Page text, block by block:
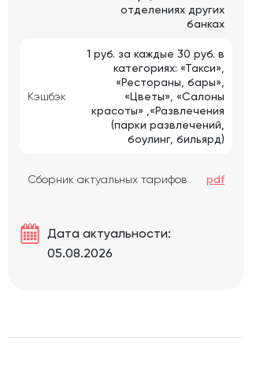
отделениях других
банках
Кэшбэк
1 руб. за каждые 30 руб. в
категориях: «Такси»,
«Рестораны, бары»,
«Цветы», «Салоны
красоты» ,«Развлечения
(парки развлечений,
боулинг, бильярд)
Сборник актуальных тарифов pdf
Дата актуальности:
05.08.2026